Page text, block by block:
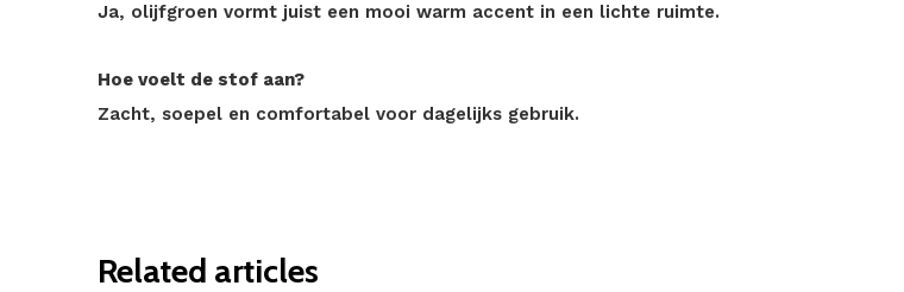
Ja, olijfgroen vormt juist een mooi warm accent in een lichte ruimte.
Hoe voelt de stof aan?
Zacht, soepel en comfortabel voor dagelijks gebruik.
Related articles